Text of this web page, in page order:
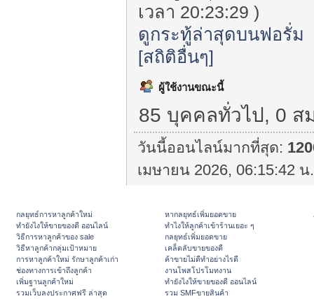
เวลา 20:23:29 )
ดูกระทู้ล่าสุดบนฟอรั่ม
[สถิติอื่นๆ]
ผู้ใช้งานขณะนี้
85 บุคคลทั่วไป, 0 ส
วันนี้ออนไลน์มากที่สุด:
เมษายน 2026, 06:15:42 น
กลยุทธ์การหาลูกค้าใหม่
ทํายังไงให้ขายของดี ออนไลน์
วิธีการหาลูกค้าของ sale
วิธีหาลูกค้ากลุ่มเป้าหมาย
การหาลูกค้าใหม่ รักษาลูกค้าเก่า
ช่องทางการเข้าถึงลูกค้า
เพิ่มฐานลูกค้าใหม่
รวมเว็บลงประกาศฟรี ล่าสุด
หากลยุทธ์เพิ่มยอดขาย
ทําไงให้ลูกค้าเข้าร้านเยอะ ๆ
กลยุทธ์เพิ่มยอดขาย
เคล็ดลับขายของดี
ค้าขายไม่ดีทำอย่างไรดี
งานโพสโปรโมทงาน
ทํายังไงให้ขายของดี ออนไลน์
รวม SMFขายสินค้า